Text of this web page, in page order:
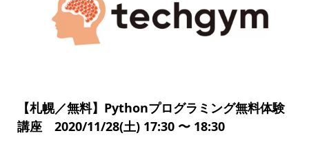
【札幌／無料】Pythonプログラミング無料体験
講座 2020/11/28(土) 17:30 〜 18:30